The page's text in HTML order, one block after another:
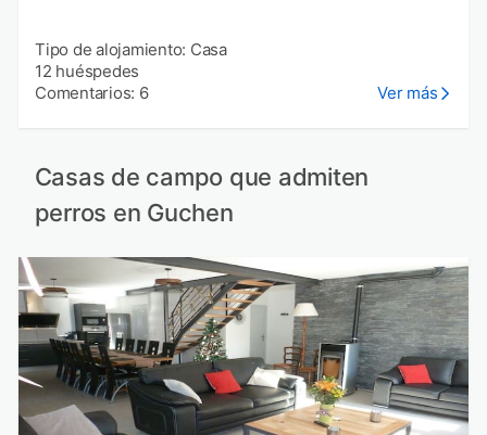
Tipo de alojamiento: Casa
12 huéspedes
Comentarios: 6
Ver más
Casas de campo que admiten
perros en Guchen